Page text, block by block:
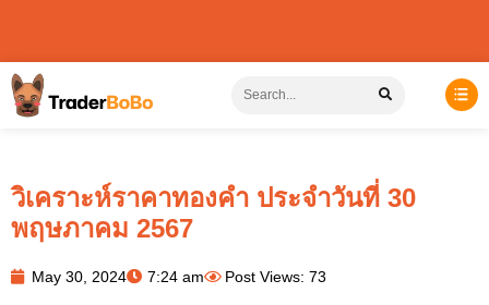
วิเคราะห์ราคาทองคำ ประจำวันที่ 30
พฤษภาคม 2567
May 30, 2024 7:24 am Post Views: 73